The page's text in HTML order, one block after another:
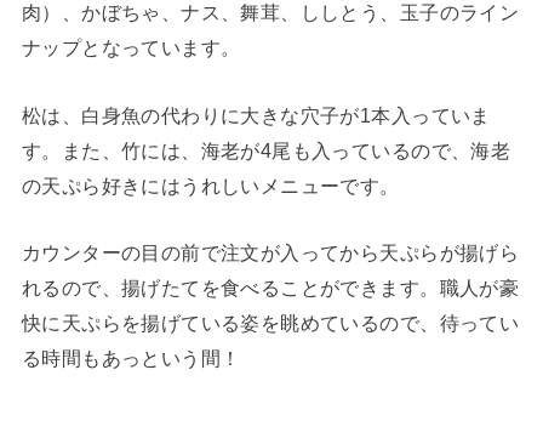
肉）、かぼちゃ、ナス、舞茸、ししとう、玉子のライン
ナップとなっています。
松は、白身魚の代わりに大きな穴子が1本入っていま
す。また、竹には、海老が4尾も入っているので、海老
の天ぷら好きにはうれしいメニューです。
カウンターの目の前で注文が入ってから天ぷらが揚げら
れるので、揚げたてを食べることができます。職人が豪
快に天ぷらを揚げている姿を眺めているので、待ってい
る時間もあっという間！